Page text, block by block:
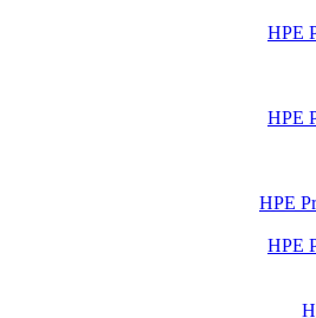
HPE
HPE
HPE
HPE